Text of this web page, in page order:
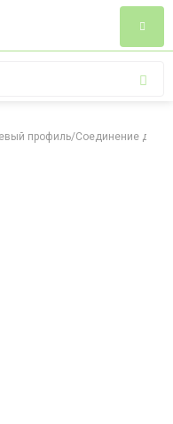
профиль/Соединение для